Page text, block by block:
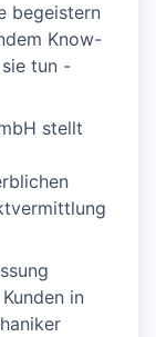
begeistern
Know-
tun -
stellt
in